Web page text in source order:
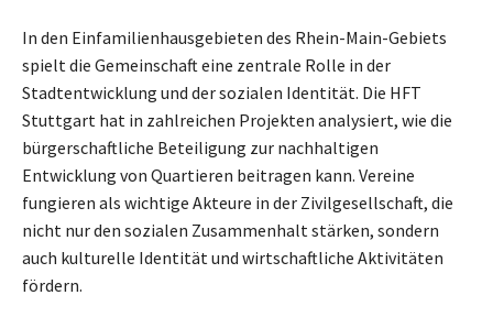
In den Einfamilienhausgebieten des Rhein-Main-Gebiets
spielt die Gemeinschaft eine zentrale Rolle in der
Stadtentwicklung und der sozialen Identität. Die HFT
Stuttgart hat in zahlreichen Projekten analysiert, wie die
bürgerschaftliche Beteiligung zur nachhaltigen
Entwicklung von Quartieren beitragen kann. Vereine
fungieren als wichtige Akteure in der Zivilgesellschaft, die
nicht nur den sozialen Zusammenhalt stärken, sondern
auch kulturelle Identität und wirtschaftliche Aktivitäten
fördern.